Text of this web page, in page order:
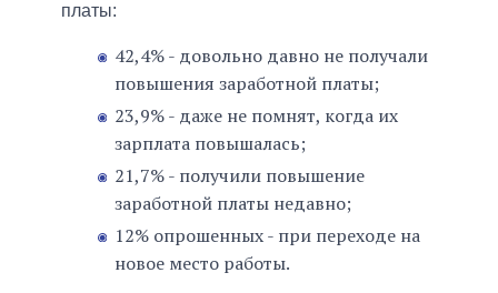
платы:
42,4% - довольно давно не получали
повышения заработной платы;
23,9% - даже не помнят, когда их
зарплата повышалась;
21,7% - получили повышение
заработной платы недавно;
12% опрошенных - при переходе на
новое место работы.